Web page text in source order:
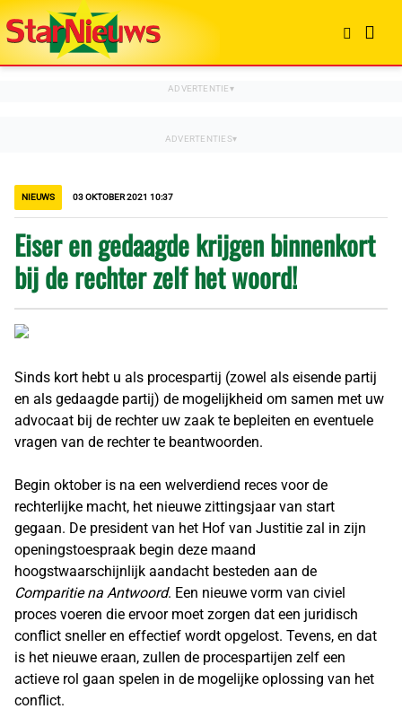
NIEUWS 03 OKTOBER 2021 10:37
Eiser en gedaagde krijgen binnenkort
bij de rechter zelf het woord!
Sinds kort hebt u als procespartij (zowel als eisende partij
en als gedaagde partij) de mogelijkheid om samen met uw
advocaat bij de rechter uw zaak te bepleiten en eventuele
vragen van de rechter te beantwoorden.
Begin oktober is na een welverdiend reces voor de
rechterlijke macht, het nieuwe zittingsjaar van start
gegaan. De president van het Hof van Justitie zal in zijn
openingstoespraak begin deze maand
hoogstwaarschijnlijk aandacht besteden aan de
Comparitie na Antwoord. Een nieuwe vorm van civiel
proces voeren die ervoor moet zorgen dat een juridisch
conflict sneller en effectief wordt opgelost. Tevens, en dat
is het nieuwe eraan, zullen de procespartijen zelf een
actieve rol gaan spelen in de mogelijke oplossing van het
conflict.